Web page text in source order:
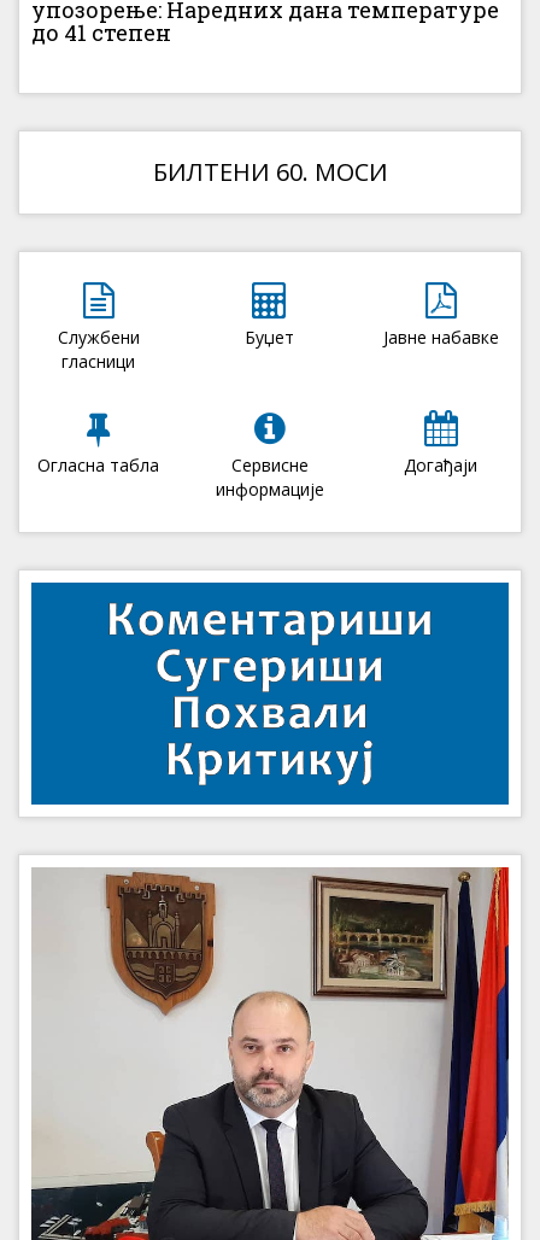
упозорење: Наредних дана температуре
до 41 степен
БИЛТЕНИ 60. МОСИ
Службени
гласници
Буџет Јавне набавке
Огласна табла
Сервисне
информације
Догађаји